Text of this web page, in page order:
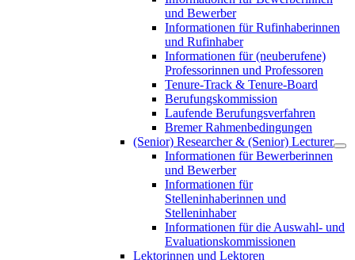
und Bewerber
Informationen für Rufinhaberinnen
und Rufinhaber
Informationen für (neuberufene)
Professorinnen und Professoren
Tenure-Track & Tenure-Board
Berufungskommission
Laufende Berufungsverfahren
Bremer Rahmenbedingungen
(Senior) Researcher & (Senior) Lecturer
Informationen für Bewerberinnen
und Bewerber
Informationen für
Stelleninhaberinnen und
Stelleninhaber
Informationen für die Auswahl- und
Evaluationskommissionen
Lektorinnen und Lektoren